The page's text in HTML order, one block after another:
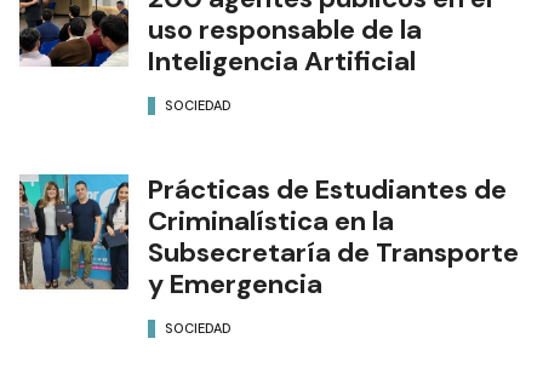
uso responsable de la
Inteligencia Artificial
SOCIEDAD
Prácticas de Estudiantes de
Criminalística en la
Subsecretaría de Transporte
y Emergencia
SOCIEDAD